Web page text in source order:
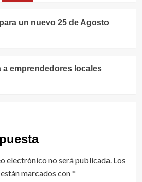
un nuevo 25 de Agosto
a emprendedores locales
electrónico no será publicada. Los
marcados con*